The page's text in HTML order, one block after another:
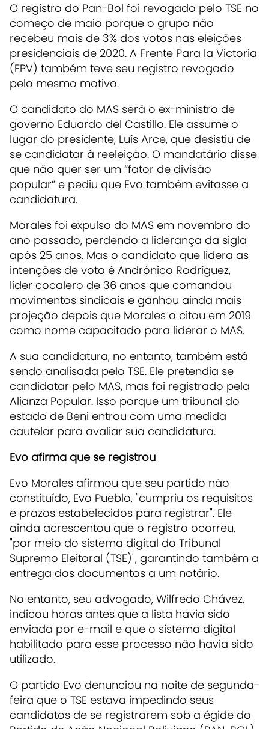
O registro do Pan-Bol foi revogado pelo TSE no
começo de maio porque o grupo não
recebeu mais de 3% dos votos nas eleições
presidenciais de 2020. A Frente Para la Victoria
(FPV) também teve seu registro revogado
pelo mesmo motivo.
O candidato do MAS será o ex-ministro de
governo Eduardo del Castillo. Ele assume o
lugar do presidente, Luís Arce, que desistiu de
se candidatar à reeleição. O mandatário disse
que não quer ser um “fator de divisão
popular” e pediu que Evo também evitasse a
candidatura.
Morales foi expulso do MAS em novembro do
ano passado, perdendo a liderança da sigla
após 25 anos. Mas o candidato que lidera as
intenções de voto é Andrónico Rodríguez,
líder cocalero de 36 anos que comandou
movimentos sindicais e ganhou ainda mais
projeção depois que Morales o citou em 2019
como nome capacitado para liderar o MAS.
A sua candidatura, no entanto, também está
sendo analisada pelo TSE. Ele pretendia se
candidatar pelo MAS, mas foi registrado pela
Alianza Popular. Isso porque um tribunal do
estado de Beni entrou com uma medida
cautelar para avaliar sua candidatura.
Evo afirma que se registrou
Evo Morales afirmou que seu partido não
constituído, Evo Pueblo, "cumpriu os requisitos
e prazos estabelecidos para registrar". Ele
ainda acrescentou que o registro ocorreu,
"por meio do sistema digital do Tribunal
Supremo Eleitoral (TSE)", garantindo também a
entrega dos documentos a um notário.
No entanto, seu advogado, Wilfredo Chávez,
indicou horas antes que a lista havia sido
enviada por e-mail e que o sistema digital
habilitado para esse processo não havia sido
utilizado.
O partido Evo denunciou na noite de segunda-
feira que o TSE estava impedindo seus
candidatos de se registrarem sob a égide do